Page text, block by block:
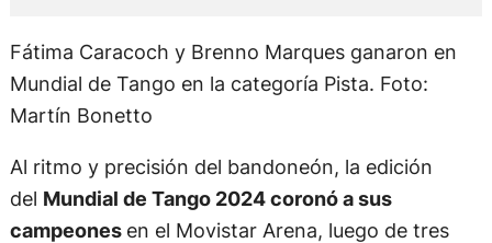
Fátima Caracoch y Brenno Marques ganaron en
Mundial de Tango en la categoría Pista. Foto:
Martín Bonetto
Al ritmo y precisión del bandoneón, la edición
del Mundial de Tango 2024 coronó a sus
campeones en el Movistar Arena, luego de tres